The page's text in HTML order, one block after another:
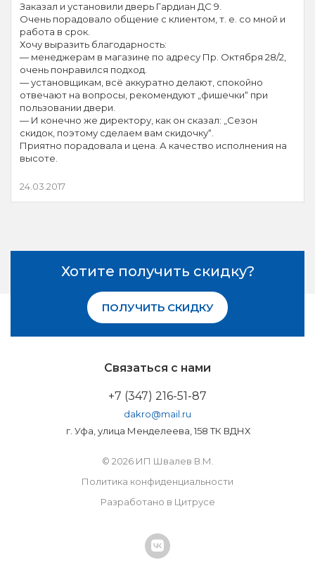
Заказал и установили дверь Гардиан ДС 9.
Очень порадовало общение с клиентом, т. е. со мной и
работа в срок.
Хочу выразить благодарность:
— менеджерам в магазине по адресу Пр. Октября 28/2,
очень понравился подход.
— установщикам, всё аккуратно делают, спокойно
отвечают на вопросы, рекомендуют „фишечки“ при
пользовании двери.
— И конечно же директору, как он сказал: „Сезон
скидок, поэтому сделаем вам скидочку“.
Приятно порадовала и цена. А качество исполнения на
высоте.
24.03.2017
Хотите получить скидку?
ПОЛУЧИТЬ СКИДКУ
Связаться с нами
+7 (347) 216-51-87
dakro@mail.ru
г. Уфа, улица Менделеева, 158 ТК ВДНХ
© 2026 ИП Швалев В.М.
Политика конфиденциальности
Разработано в Цитрусе